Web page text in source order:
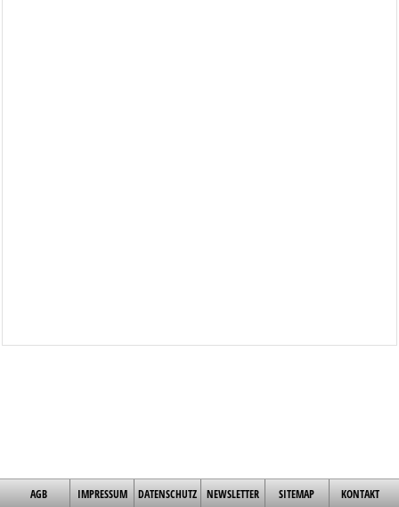
AGB IMPRESSUM DATENSCHUTZ NEWSLETTER SITEMAP KONTAKT